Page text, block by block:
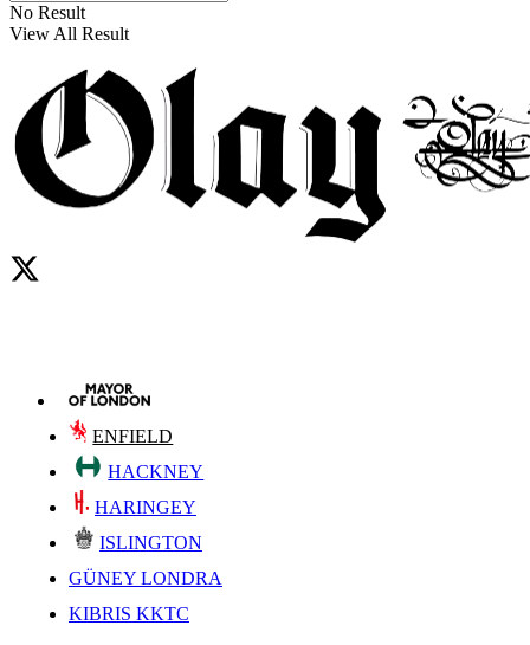
No Result
View All Result
ENFIELD
HACKNEY
HARINGEY
ISLINGTON
GÜNEY LONDRA
KIBRIS KKTC